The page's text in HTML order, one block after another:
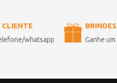
whatsapp Ganhe